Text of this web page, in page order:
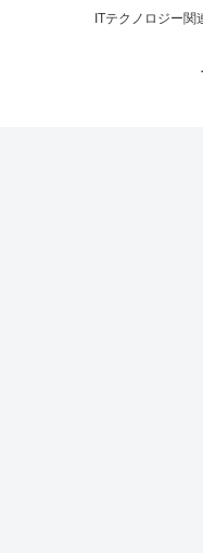
ITテクノロジー